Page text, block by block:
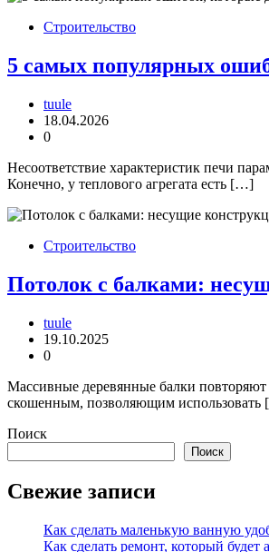
Строительство
5 самых популярных
tuule
18.04.2026
0
Несоответствие характеристик печи
Конечно, у теплового агрегата есть […]
Строительство
Потолок с балками:
tuule
19.10.2025
0
Массивные деревянные балки повторяют
скошенным, позволяющим
Поиск
Поиск
Свежие записи
Как сделать маленькую ванную
Как сделать ремонт, который будет